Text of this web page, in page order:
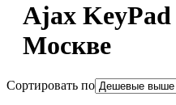
Ajax
Москве
Сортировать по